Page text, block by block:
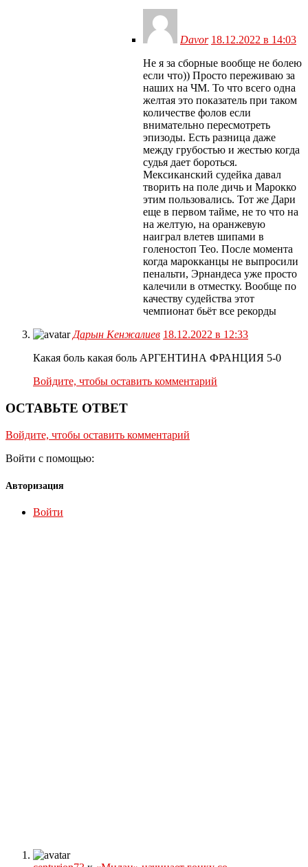
Davor 18.12.2022 в 14:03
Не я за сборные вообще не болею
если что)) Просто переживаю за
наших на ЧМ. То что всего одна
желтая это показатель при таком
количестве фолов если
внимательно пересмотреть
эпизоды. Есть разница даже
между грубостью и жестью когда
судья дает бороться.
Мексиканский судейка давал
творить на поле дичь и Марокко
этим пользовались. Тот же Дари
еще в первом тайме, не то что на
на желтую, на оранжевую
наиграл влетев шипами в
голеностоп Тео. После момента
когда марокканцы не выпросили
пенальти, Эрнандеса уже просто
калечили в отместку. Вообще по
качеству судейства этот
чемпионат бьëт все рекорды
Дарын Кенжалиев 18.12.2022 в 12:33
Какая боль какая боль АРГЕНТИНА ФРАНЦИЯ 5-0
Войдите, чтобы оставить комментарий
ОСТАВЬТЕ ОТВЕТ
Войдите, чтобы оставить комментарий
Войти с помощью:
Авторизация
Войти